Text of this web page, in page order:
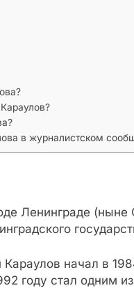
в журналистском
Ленинграде (ныне
начал в
году стал одним